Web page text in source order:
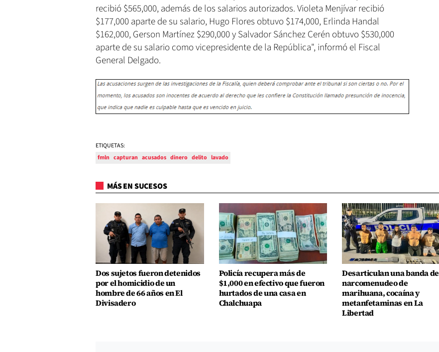
recibió $565,000, además de los salarios autorizados. Violeta Menjívar recibió
$177,000 aparte de su salario, Hugo Flores obtuvo $174,000, Erlinda Handal
$162,000, Gerson Martínez $290,000 y Salvador Sánchez Cerén obtuvo $530,000
aparte de su salario como vicepresidente de la República", informó el Fiscal
General Delgado.
ETIQUETAS:
fmln capturan acusados dinero delito lavado
MÁS EN SUCESOS
Dos sujetos fueron detenidos
por el homicidio de un
hombre de 66 años en El
Divisadero
Policía recupera más de
$1,000 en efectivo que fueron
hurtados de una casa en
Chalchuapa
Desarticulan una banda de
narcomenudeo de
marihuana, cocaína y
metanfetaminas en La
Libertad